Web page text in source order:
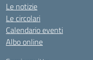
Le notizie
Le circolari
Calendario eventi
Albo online